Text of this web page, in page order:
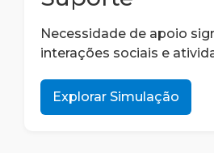
Necessidade de apoio
interações sociais e
Explorar Simulação